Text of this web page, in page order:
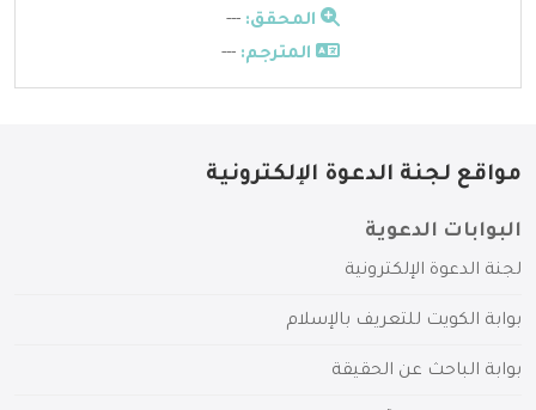
المحقق: ---
المترجم: ---
مواقع لجنة الدعوة الإلكترونية
البوابات الدعوية
لجنة الدعوة الإلكترونية
بوابة الكويت للتعريف بالإسلام
بوابة الباحث عن الحقيقة